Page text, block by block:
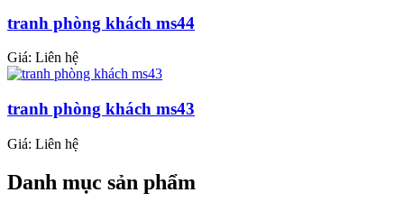
tranh phòng khách ms44
Giá: Liên hệ
tranh phòng khách ms43
Giá: Liên hệ
Danh mục sản phẩm